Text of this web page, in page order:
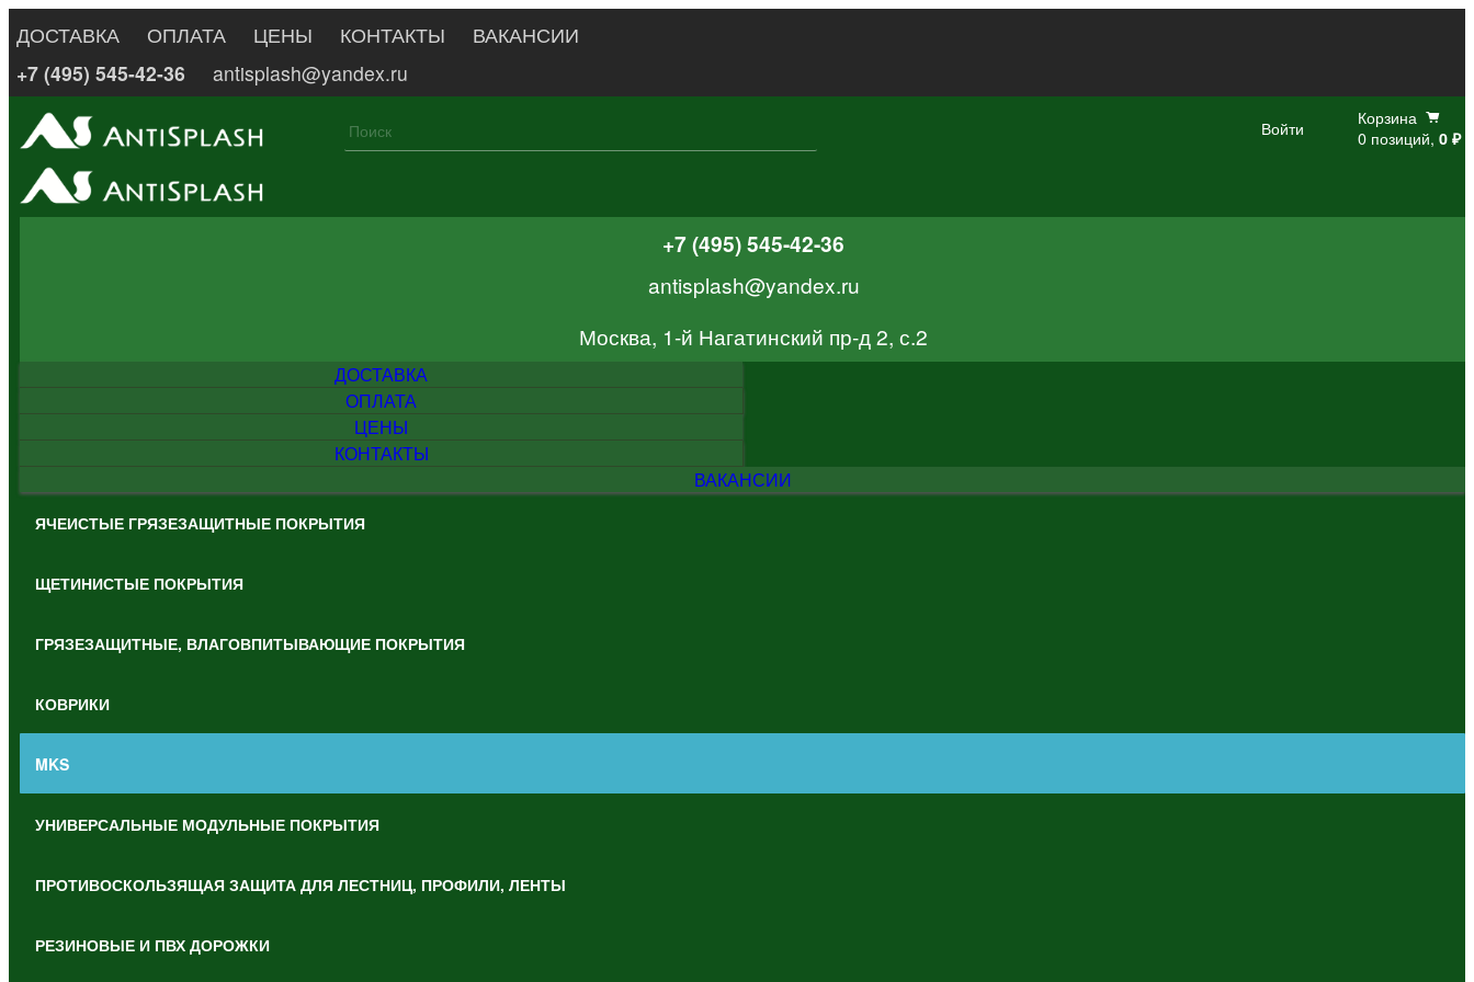
ДОСТАВКА ОПЛАТА ЦЕНЫ КОНТАКТЫ
ВАКАНСИИ
+7 (495) 545-42-36
antisplash@yandex.ru
Войти
Корзина
0 позиций, 0 ₽
+7 (495) 545-42-36
antisplash@yandex.ru
Москва, 1-й Нагатинский пр-д 2, с.2
ДОСТАВКА
ОПЛАТА
ЦЕНЫ
КОНТАКТЫ
ВАКАНСИИ
ЯЧЕИСТЫЕ ГРЯЗЕЗАЩИТНЫЕ ПОКРЫТИЯ
ЩЕТИНИСТЫЕ ПОКРЫТИЯ
ГРЯЗЕЗАЩИТНЫЕ, ВЛАГОВПИТЫВАЮЩИЕ ПОКРЫТИЯ
КОВРИКИ
MKS
УНИВЕРСАЛЬНЫЕ МОДУЛЬНЫЕ ПОКРЫТИЯ
ПРОТИВОСКОЛЬЗЯЩАЯ ЗАЩИТА ДЛЯ ЛЕСТНИЦ, ПРОФИЛИ, ЛЕНТЫ
РЕЗИНОВЫЕ И ПВХ ДОРОЖКИ